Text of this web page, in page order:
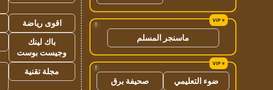
!
ماسنجر المسلم
!
ضوء التعليمي
صحيفة برق
اقوى رياضة
باك لينك
وجيست بوست
مجلة تقنية